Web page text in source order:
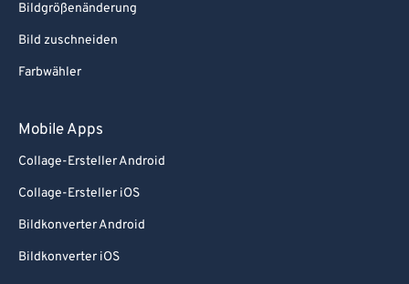
Bildgrößenänderung
Bild zuschneiden
Farbwähler
Mobile Apps
Collage-Ersteller Android
Collage-Ersteller iOS
Bildkonverter Android
Bildkonverter iOS